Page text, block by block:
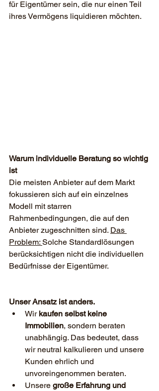
für Eigentümer sein, die nur einen Teil
ihres Vermögens liquidieren möchten.
Warum individuelle Beratung so wichtig
ist
Die meisten Anbieter auf dem Markt
fokussieren sich auf ein einzelnes
Modell mit starren
Rahmenbedingungen, die auf den
Anbieter zugeschnitten sind. Das
Problem: Solche Standardlösungen
berücksichtigen nicht die individuellen
Bedürfnisse der Eigentümer.
Unser Ansatz ist anders.
Wir kaufen selbst keine
Immobilien, sondern beraten
unabhängig. Das bedeutet, dass
wir neutral kalkulieren und unsere
Kunden ehrlich und
unvoreingenommen beraten.
Unsere große Erfahrung und